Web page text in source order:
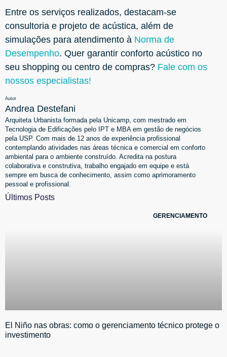
Entre os serviços realizados, destacam-se
consultoria e projeto de acústica, além de
simulações para atendimento à Norma de
Desempenho. Quer garantir conforto acústico no
seu shopping ou centro de compras? Fale com os
nossos especialistas!
Autor
Andrea Destefani
Arquiteta Urbanista formada pela Unicamp, com mestrado em
Tecnologia de Edificações pelo IPT e MBA em gestão de negócios
pela USP. Com mais de 12 anos de experiência profissional
contemplando atividades nas áreas técnica e comercial em conforto
ambiental para o ambiente construído. Acredita na postura
colaborativa e construtiva, trabalho engajado em equipe e está
sempre em busca de conhecimento, assim como aprimoramento
pessoal e profissional.
Últimos Posts
GERENCIAMENTO
El Niño nas obras: como o gerenciamento técnico protege o
investimento